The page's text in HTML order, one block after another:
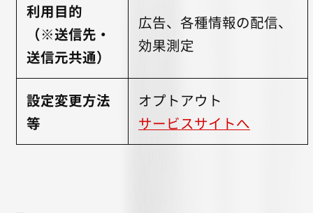
利用目的
（※送信先・
送信元共通）
広告、各種情報の配信、
効果測定
設定変更方法
等
オプトアウト
サービスサイトへ